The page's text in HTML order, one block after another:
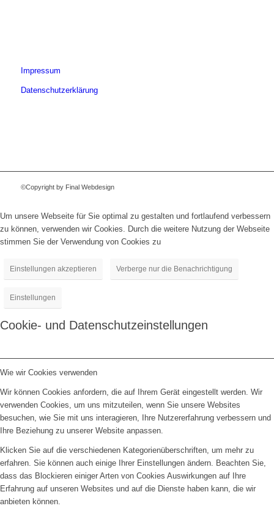
Impressum
Datenschutzerklärung
©Copyright by Final Webdesign
Um unsere Webseite für Sie optimal zu gestalten und fortlaufend verbessern
zu können, verwenden wir Cookies. Durch die weitere Nutzung der Webseite
stimmen Sie der Verwendung von Cookies zu
Einstellungen akzeptieren Verberge nur die Benachrichtigung
Einstellungen
Cookie- und Datenschutzeinstellungen
Wie wir Cookies verwenden
Wir können Cookies anfordern, die auf Ihrem Gerät eingestellt werden. Wir
verwenden Cookies, um uns mitzuteilen, wenn Sie unsere Websites
besuchen, wie Sie mit uns interagieren, Ihre Nutzererfahrung verbessern und
Ihre Beziehung zu unserer Website anpassen.
Klicken Sie auf die verschiedenen Kategorienüberschriften, um mehr zu
erfahren. Sie können auch einige Ihrer Einstellungen ändern. Beachten Sie,
dass das Blockieren einiger Arten von Cookies Auswirkungen auf Ihre
Erfahrung auf unseren Websites und auf die Dienste haben kann, die wir
anbieten können.